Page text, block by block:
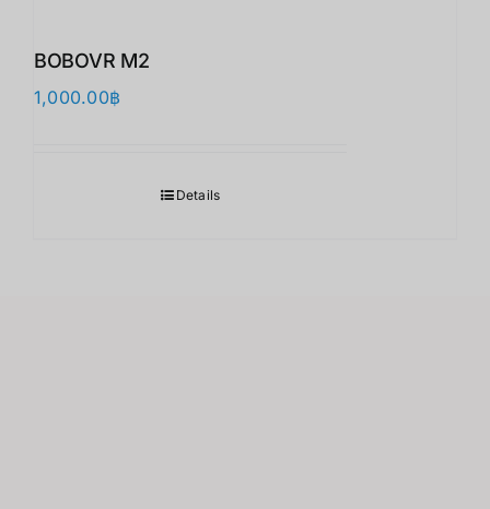
BOBOVR M2
1,000.00฿
Details